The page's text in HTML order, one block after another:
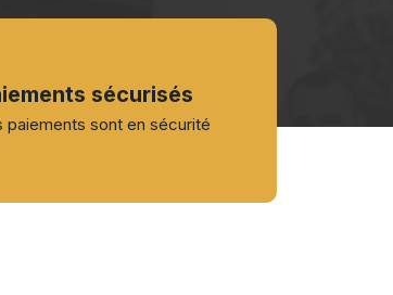
sécurisés
paiements sont en sécurité